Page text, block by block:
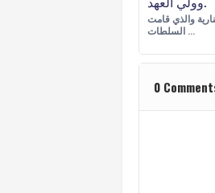
والذي قامت
السلطات …
0